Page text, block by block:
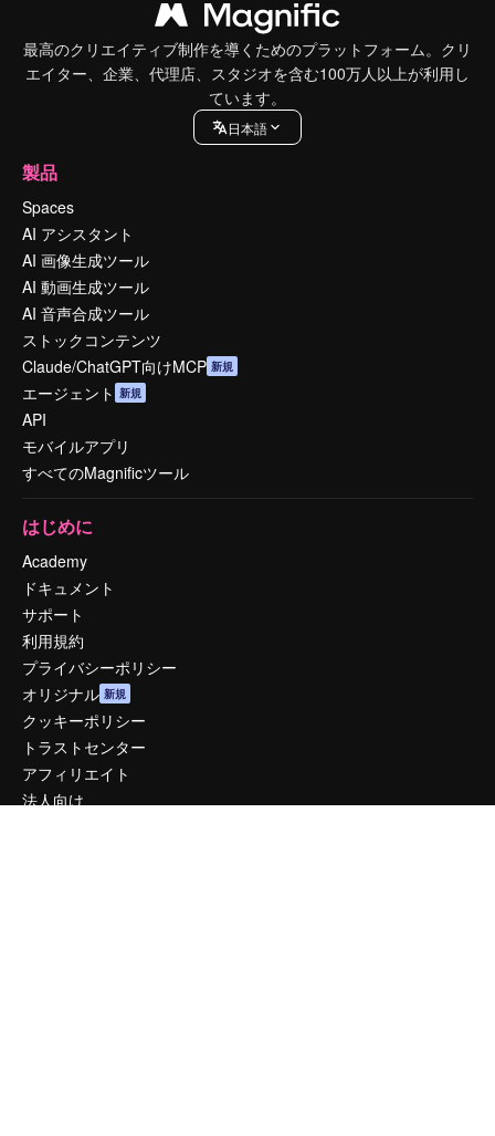
最高のクリエイティブ制作を導くためのプラットフォーム。クリ
エイター、企業、代理店、スタジオを含む100万人以上が利用し
ています。
日本語
製品
Spaces
AI アシスタント
AI 画像生成ツール
AI 動画生成ツール
AI 音声合成ツール
ストックコンテンツ
Claude/ChatGPT向けMCP 新規
エージェント 新規
API
モバイルアプリ
すべてのMagnificツール
はじめに
Academy
ドキュメント
サポート
利用規約
プライバシーポリシー
オリジナル 新規
クッキーポリシー
トラストセンター
アフィリエイト
法人向け